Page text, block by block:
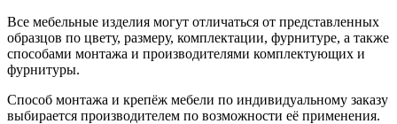
Все мебельные изделия могут отличаться от представленных
образцов по цвету, размеру, комплектации, фурнитуре, а также
способами монтажа и производителями комплектующих и
фурнитуры.
Способ монтажа и крепёж мебели по индивидуальному заказу
выбирается производителем по возможности её применения.